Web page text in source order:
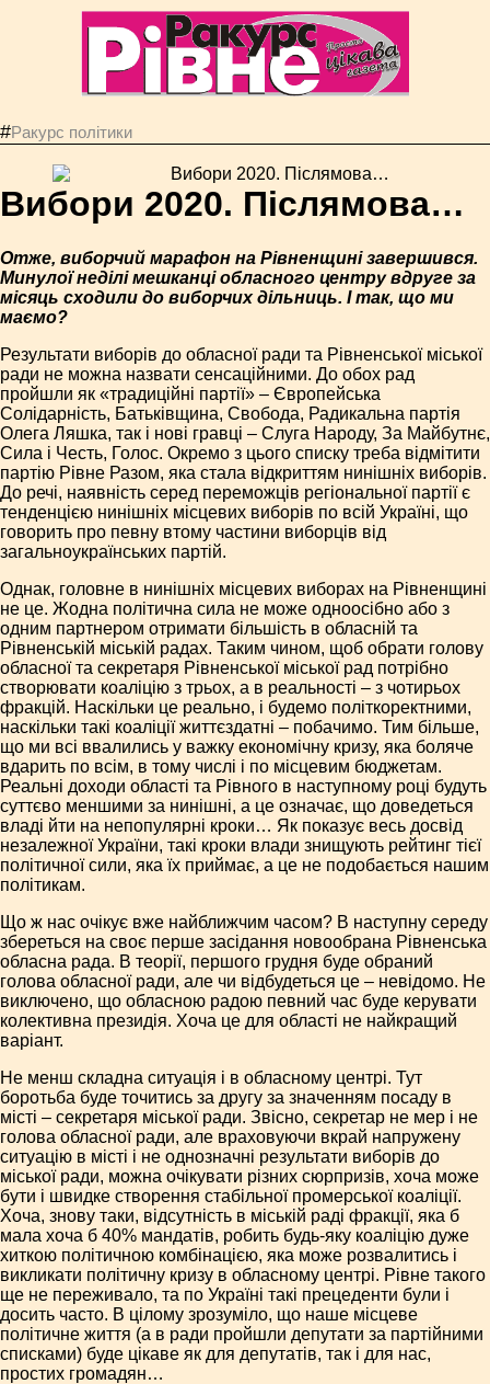
#Ракурс політики
Вибори 2020. Післямова…
Отже, виборчий марафон на Рівненщині завершився.
Минулої неділі мешканці обласного центру вдруге за
місяць сходили до виборчих дільниць. І так, що ми
маємо?
Результати виборів до обласної ради та Рівненської міської
ради не можна назвати сенсаційними. До обох рад
пройшли як «традиційні партії» – Європейська
Солідарність, Батьківщина, Свобода, Радикальна партія
Олега Ляшка, так і нові гравці – Слуга Народу, За Майбутнє,
Сила і Честь, Голос. Окремо з цього списку треба відмітити
партію Рівне Разом, яка стала відкриттям нинішніх виборів.
До речі, наявність серед переможців регіональної партії є
тенденцією нинішніх місцевих виборів по всій Україні, що
говорить про певну втому частини виборців від
загальноукраїнських партій.
Однак, головне в нинішніх місцевих виборах на Рівненщині
не це. Жодна політична сила не може одноосібно або з
одним партнером отримати більшість в обласній та
Рівненській міській радах. Таким чином, щоб обрати голову
обласної та секретаря Рівненської міської рад потрібно
створювати коаліцію з трьох, а в реальності – з чотирьох
фракцій. Наскільки це реально, і будемо політкоректними,
наскільки такі коаліції життєздатні – побачимо. Тим більше,
що ми всі ввалились у важку економічну кризу, яка боляче
вдарить по всім, в тому числі і по місцевим бюджетам.
Реальні доходи області та Рівного в наступному році будуть
суттєво меншими за нинішні, а це означає, що доведеться
владі йти на непопулярні кроки… Як показує весь досвід
незалежної України, такі кроки влади знищують рейтинг тієї
політичної сили, яка їх приймає, а це не подобається нашим
політикам.
Що ж нас очікує вже найближчим часом? В наступну середу
збереться на своє перше засідання новообрана Рівненська
обласна рада. В теорії, першого грудня буде обраний
голова обласної ради, але чи відбудеться це – невідомо. Не
виключено, що обласною радою певний час буде керувати
колективна президія. Хоча це для області не найкращий
варіант.
Не менш складна ситуація і в обласному центрі. Тут
боротьба буде точитись за другу за значенням посаду в
місті – секретаря міської ради. Звісно, секретар не мер і не
голова обласної ради, але враховуючи вкрай напружену
ситуацію в місті і не однозначні результати виборів до
міської ради, можна очікувати різних сюрпризів, хоча може
бути і швидке створення стабільної промерської коаліції.
Хоча, знову таки, відсутність в міській раді фракції, яка б
мала хоча б 40% мандатів, робить будь-яку коаліцію дуже
хиткою політичною комбінацією, яка може розвалитись і
викликати політичну кризу в обласному центрі. Рівне такого
ще не переживало, та по Україні такі прецеденти були і
досить часто. В цілому зрозуміло, що наше місцеве
політичне життя (а в ради пройшли депутати за партійними
списками) буде цікаве як для депутатів, так і для нас,
простих громадян…